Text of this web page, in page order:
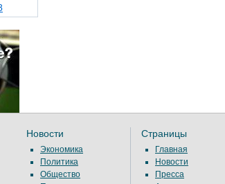
Новости
Экономика
Политика
Общество
Страницы
Главная
Новости
Пресса